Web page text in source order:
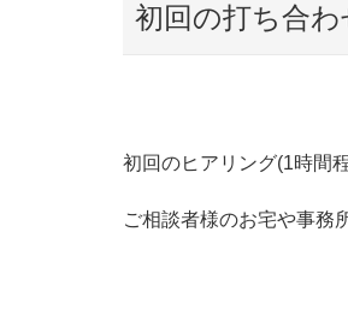
初回の打ち合わ
初回のヒアリング(1時間
ご相談者様のお宅や事務